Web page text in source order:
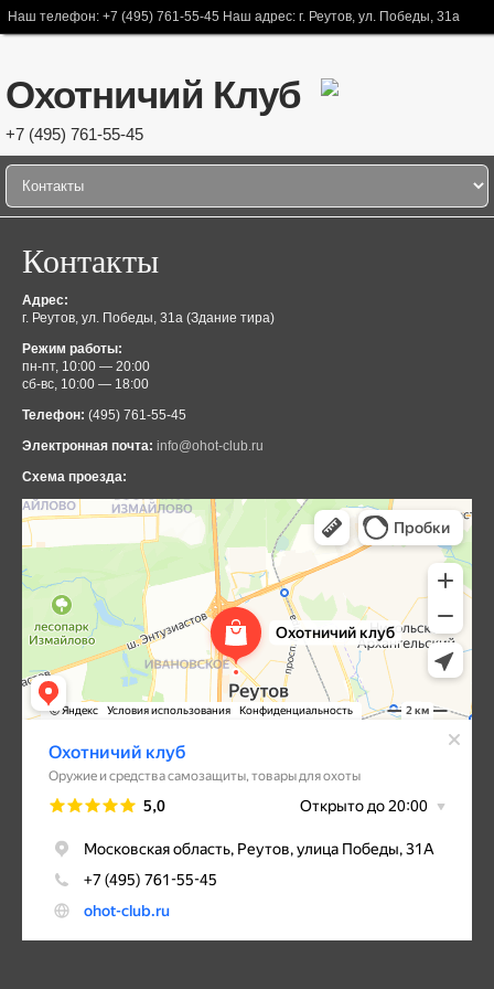
Наш телефон: +7 (495) 761-55-45 Наш адрес: г. Реутов, ул. Победы, 31а
Охотничий Клуб
+7 (495) 761-55-45
Контакты
Адрес:
г. Реутов, ул. Победы, 31а (Здание тира)
Режим работы:
пн-пт, 10:00 — 20:00
сб-вс, 10:00 — 18:00
Телефон: (495) 761-55-45
Электронная почта: info@ohot-club.ru
Схема проезда: